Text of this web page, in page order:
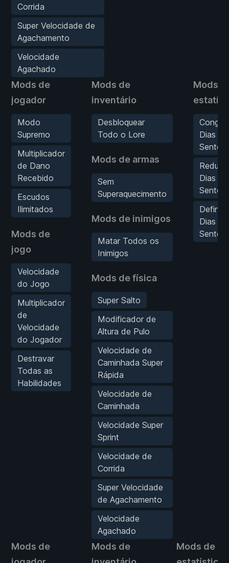
Corrida
Super Velocidade de
Agachamento
Velocidade
Agachado
Mods de
jogador
Modo
Supremo
Multiplicador
de Dano
Recebido
Escudos
Ilimitados
Mods de
jogo
Velocidade
do Jogo
Multiplicador
de
Velocidade
do Jogador
Destravar
Todas as
Habilidades
Mods de
inventário
Desbloquear
Todo o Lore
Mods de armas
Sem
Superaquecimento
Mods de inimigos
Matar Todos os
Inimigos
Mods de física
Super Salto
Modificador de
Altura de Pulo
Velocidade de
Caminhada Super
Rápida
Velocidade de
Caminhada
Velocidade Super
Sprint
Velocidade de
Corrida
Super Velocidade
de Agachamento
Velocidade
Agachado
Mods
Dias de
Reduzir
Dias de
Definir
Dias de
Mods de
Mods de
Mods de